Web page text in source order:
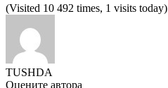
(Visited 10 492 times, 1 visits today)
TUSHDA
Оцените автора